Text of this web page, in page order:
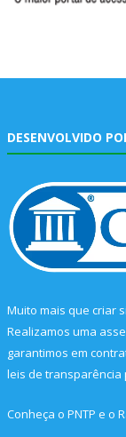
DESENVOLVIDO
Muito mais que criar
Realizamos uma
garantimos em
leis de transparência
Conheça o PNTP e o